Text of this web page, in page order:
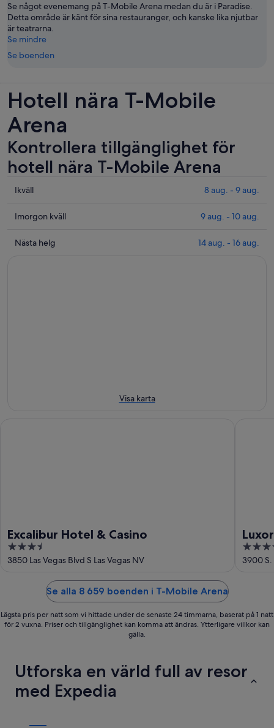
Se något evenemang på T-Mobile Arena medan du är i Paradise.
Detta område är känt för sina restauranger, och kanske lika njutbar
är teatrarna.
Se mindre
Se boenden
Hotell nära T-Mobile
Arena
Kontrollera tillgänglighet för
hotell nära T-Mobile Arena
Se
nära
Mobile
Ikväll 8 aug. - 9 aug.
Se
nära
Imorgon kväll 9 aug. - 10 aug.
Se
Nästa helg 14 aug. - 16 aug.
Visa karta
Excalibur Hotel & Casino
3.5
out
3850 Las Vegas Blvd S Las Vegas NV
3.5
out
3900 S.
Se alla 8 659 boenden i T-Mobile Arena
Lägsta pris per natt som vi hittade under de senaste 24 timmarna, baserat på 1 natt
för 2 vuxna. Priser och tillgänglighet kan komma att ändras. Ytterligare villkor kan
gälla.
Utforska en värld full av resor
med Expedia